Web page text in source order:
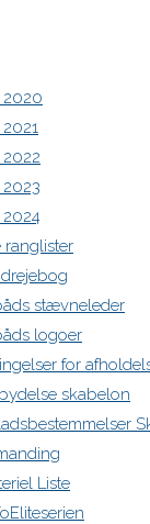
2020
2024
ranglister
stævneleder
logoer
for
skabelon
Liste